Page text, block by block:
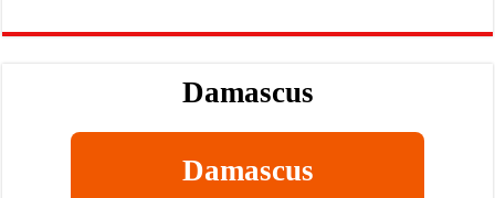
Damascus
Damascus